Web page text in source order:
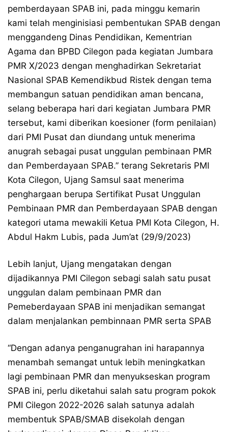
pemberdayaan SPAB ini, pada minggu kemarin
kami telah menginisiasi pembentukan SPAB dengan
menggandeng Dinas Pendidikan, Kementrian
Agama dan BPBD Cilegon pada kegiatan Jumbara
PMR X/2023 dengan menghadirkan Sekretariat
Nasional SPAB Kemendikbud Ristek dengan tema
membangun satuan pendidikan aman bencana,
selang beberapa hari dari kegiatan Jumbara PMR
tersebut, kami diberikan koesioner (form penilaian)
dari PMI Pusat dan diundang untuk menerima
anugrah sebagai pusat unggulan pembinaan PMR
dan Pemberdayaan SPAB.” terang Sekretaris PMI
Kota Cilegon, Ujang Samsul saat menerima
penghargaan berupa Sertifikat Pusat Unggulan
Pembinaan PMR dan Pemberdayaan SPAB dengan
kategori utama mewakili Ketua PMI Kota Cilegon, H.
Abdul Hakm Lubis, pada Jum’at (29/9/2023)
Lebih lanjut, Ujang mengatakan dengan
dijadikannya PMI Cilegon sebagi salah satu pusat
unggulan dalam pembinaan PMR dan
Pemeberdayaan SPAB ini menjadikan semangat
dalam menjalankan pembinnaan PMR serta SPAB
“Dengan adanya penganugrahan ini harapannya
menambah semangat untuk lebih meningkatkan
lagi pembinaan PMR dan menyukseskan program
SPAB ini, perlu diketahui salah satu program pokok
PMI Cilegon 2022-2026 salah satunya adalah
membentuk SPAB/SMAB disekolah dengan